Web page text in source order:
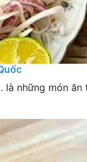
là những món